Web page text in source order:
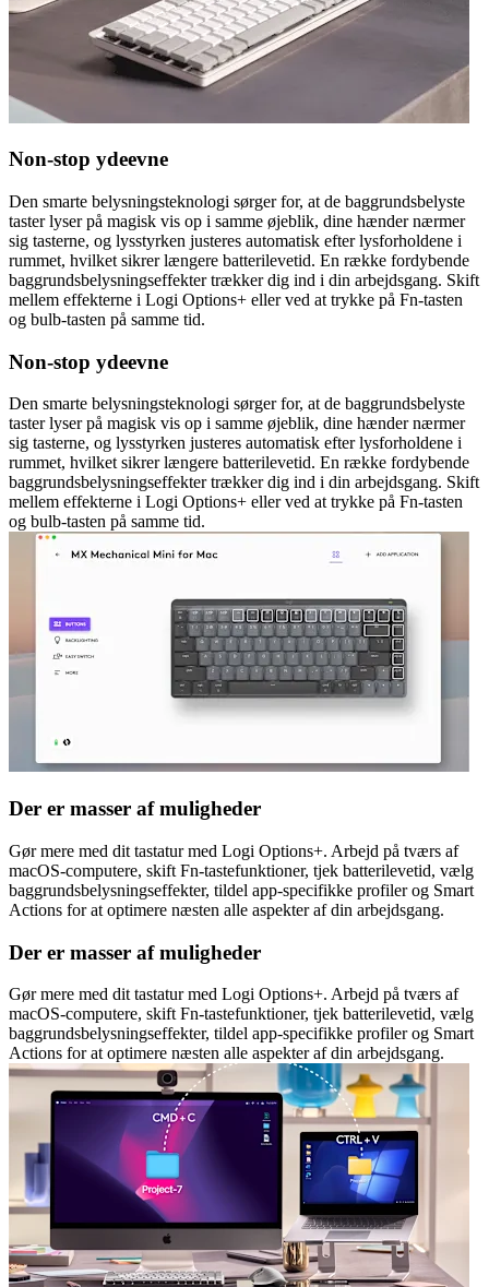
Non-stop ydeevne
Den smarte belysningsteknologi sørger for, at de baggrundsbelyste
taster lyser på magisk vis op i samme øjeblik, dine hænder nærmer
sig tasterne, og lysstyrken justeres automatisk efter lysforholdene i
rummet, hvilket sikrer længere batterilevetid. En række fordybende
baggrundsbelysningseffekter trækker dig ind i din arbejdsgang. Skift
mellem effekterne i Logi Options+ eller ved at trykke på Fn-tasten
og bulb-tasten på samme tid.
Non-stop ydeevne
Den smarte belysningsteknologi sørger for, at de baggrundsbelyste
taster lyser på magisk vis op i samme øjeblik, dine hænder nærmer
sig tasterne, og lysstyrken justeres automatisk efter lysforholdene i
rummet, hvilket sikrer længere batterilevetid. En række fordybende
baggrundsbelysningseffekter trækker dig ind i din arbejdsgang. Skift
mellem effekterne i Logi Options+ eller ved at trykke på Fn-tasten
og bulb-tasten på samme tid.
Der er masser af muligheder
Gør mere med dit tastatur med Logi Options+. Arbejd på tværs af
macOS-computere, skift Fn-tastefunktioner, tjek batterilevetid, vælg
baggrundsbelysningseffekter, tildel app-specifikke profiler og Smart
Actions for at optimere næsten alle aspekter af din arbejdsgang.
Der er masser af muligheder
Gør mere med dit tastatur med Logi Options+. Arbejd på tværs af
macOS-computere, skift Fn-tastefunktioner, tjek batterilevetid, vælg
baggrundsbelysningseffekter, tildel app-specifikke profiler og Smart
Actions for at optimere næsten alle aspekter af din arbejdsgang.